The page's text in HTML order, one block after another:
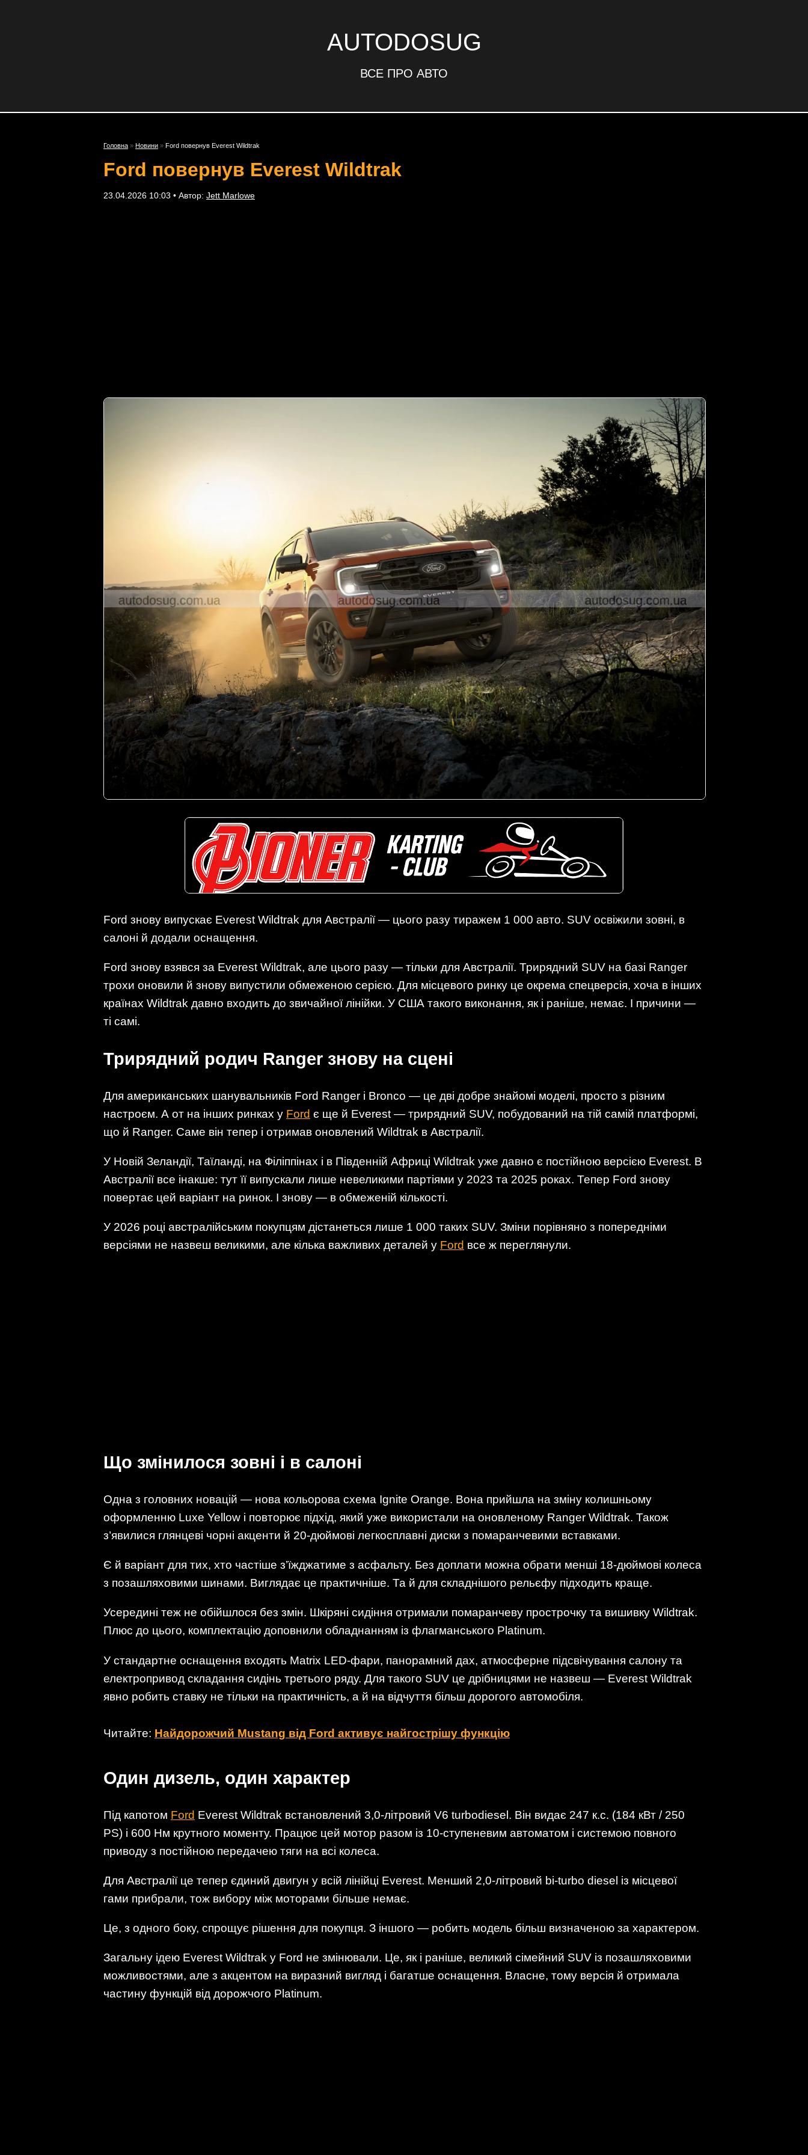
AUTODOSUG
ВСЕ ПРО АВТО
Головна » Новини » Ford повернув Everest Wildtrak
Ford повернув Everest Wildtrak
23.04.2026 10:03 • Автор: Jett Marlowe
Ford знову випускає Everest Wildtrak для Австралії — цього разу тиражем 1 000 авто. SUV освіжили зовні, в
салоні й додали оснащення.
Ford знову взявся за Everest Wildtrak, але цього разу — тільки для Австралії. Трирядний SUV на базі Ranger
трохи оновили й знову випустили обмеженою серією. Для місцевого ринку це окрема спецверсія, хоча в інших
країнах Wildtrak давно входить до звичайної лінійки. У США такого виконання, як і раніше, немає. І причини —
ті самі.
Трирядний родич Ranger знову на сцені
Для американських шанувальників Ford Ranger і Bronco — це дві добре знайомі моделі, просто з різним
настроєм. А от на інших ринках у Ford є ще й Everest — трирядний SUV, побудований на тій самій платформі,
що й Ranger. Саме він тепер і отримав оновлений Wildtrak в Австралії.
У Новій Зеландії, Таїланді, на Філіппінах і в Південній Африці Wildtrak уже давно є постійною версією Everest. В
Австралії все інакше: тут її випускали лише невеликими партіями у 2023 та 2025 роках. Тепер Ford знову
повертає цей варіант на ринок. І знову — в обмеженій кількості.
У 2026 році австралійським покупцям дістанеться лише 1 000 таких SUV. Зміни порівняно з попередніми
версіями не назвеш великими, але кілька важливих деталей у Ford все ж переглянули.
Що змінилося зовні і в салоні
Одна з головних новацій — нова кольорова схема Ignite Orange. Вона прийшла на зміну колишньому
оформленню Luxe Yellow і повторює підхід, який уже використали на оновленому Ranger Wildtrak. Також
з’явилися глянцеві чорні акценти й 20-дюймові легкосплавні диски з помаранчевими вставками.
Є й варіант для тих, хто частіше з’їжджатиме з асфальту. Без доплати можна обрати менші 18-дюймові колеса
з позашляховими шинами. Виглядає це практичніше. Та й для складнішого рельєфу підходить краще.
Усередині теж не обійшлося без змін. Шкіряні сидіння отримали помаранчеву прострочку та вишивку Wildtrak.
Плюс до цього, комплектацію доповнили обладнанням із флагманського Platinum.
У стандартне оснащення входять Matrix LED-фари, панорамний дах, атмосферне підсвічування салону та
електропривод складання сидінь третього ряду. Для такого SUV це дрібницями не назвеш — Everest Wildtrak
явно робить ставку не тільки на практичність, а й на відчуття більш дорогого автомобіля.
Читайте: Найдорожчий Mustang від Ford активує найгострішу функцію
Один дизель, один характер
Під капотом Ford Everest Wildtrak встановлений 3,0-літровий V6 turbodiesel. Він видає 247 к.с. (184 кВт / 250
PS) і 600 Нм крутного моменту. Працює цей мотор разом із 10-ступеневим автоматом і системою повного
приводу з постійною передачею тяги на всі колеса.
Для Австралії це тепер єдиний двигун у всій лінійці Everest. Менший 2,0-літровий bi-turbo diesel із місцевої
гами прибрали, тож вибору між моторами більше немає.
Це, з одного боку, спрощує рішення для покупця. З іншого — робить модель більш визначеною за характером.
Загальну ідею Everest Wildtrak у Ford не змінювали. Це, як і раніше, великий сімейний SUV із позашляховими
можливостями, але з акцентом на виразний вигляд і багатше оснащення. Власне, тому версія й отримала
частину функцій від дорожчого Platinum.